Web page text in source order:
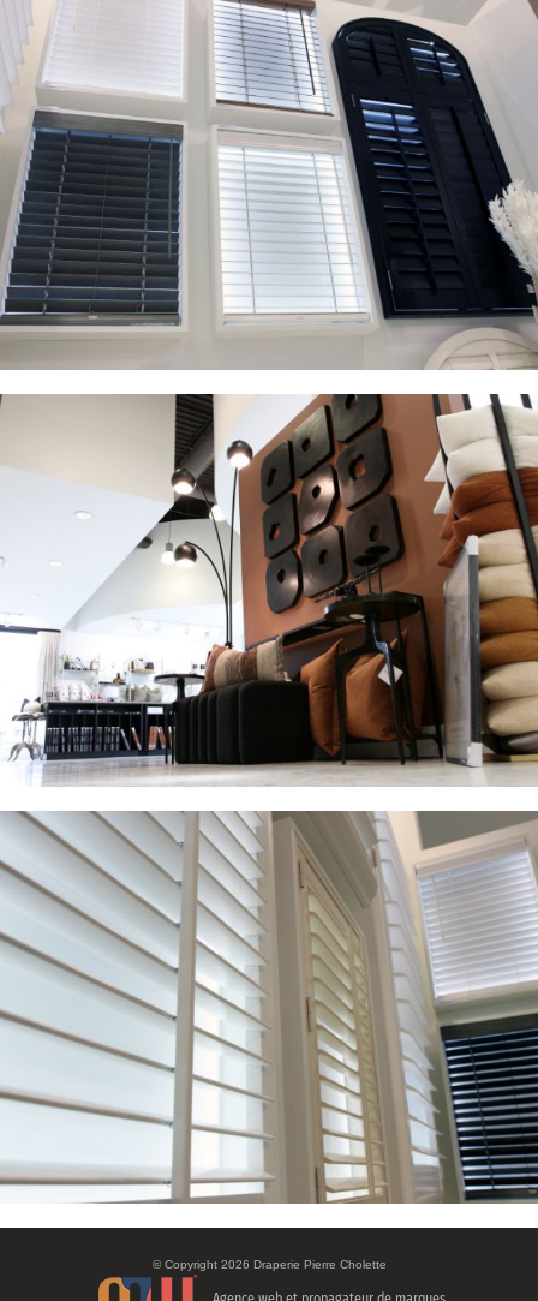
©Copyright 2026 Draperie Pierre Cholette